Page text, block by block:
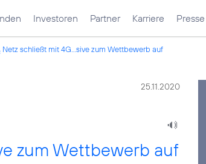
Investoren Partner Karriere Presse
Netz schließt mit 4G...sive zum Wettbewerb auf
25.11.2020
zum Wettbewerb auf